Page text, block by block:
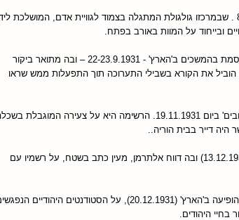
, פורסם ב'כתובים' ב-8.10.1931 . שבמרכזו גולגולת המתגלה בצמוד לגוויית אדם, המושלכת
ובייחוד על המוות באורב בפתח.
' - מתפרסמת בהמשכים ב'הארץ' - 22-23.9.1931 – ובה מתואר ביקור
הוביל את הקורא בשבילי התערוכה תוך התפעלות ממש שראו
פורסמה ב'כתובים' ביום 19.11.1931. הרשימה היא על צעירה המוגבלת
דייר בבית הוריה..
פורסמה ב'הארץ (13.12.1931) ובה דווח אלתרמן, מעין כתב בשטח, על רשמיו עם
הופיעה ב'הארץ' (20.12.1931), על הסטודנטים היהודיים
בחיי היהודים.